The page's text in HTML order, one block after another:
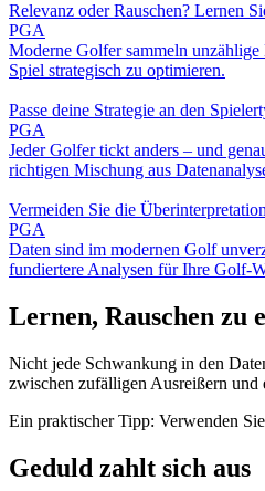
Relevanz oder Rauschen? Lernen
PGA
Moderne Golfer sammeln
Spiel strategisch zu optimieren.
Passe deine Strategie an den
PGA
Jeder Golfer tickt anders – und
richtigen Mischung aus
Vermeiden Sie die
PGA
Daten sind im modernen Golf
fundiertere Analysen für Ihre Golf-
Lernen, Rauschen zu
Nicht jede Schwankung in den
zwischen zufälligen Ausreißern und
Ein praktischer Tipp: Verwenden
Geduld zahlt sich aus